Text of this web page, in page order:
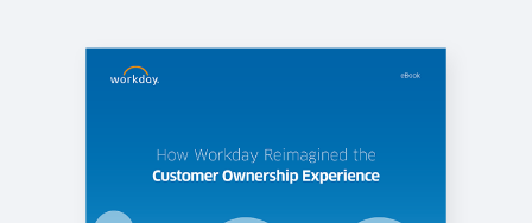
collaboratori
Parti con il piede giusto: Plan-to-Hire, dalla